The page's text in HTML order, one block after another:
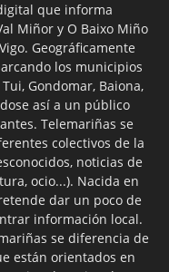
que informa
Miñor y O Baixo Miño
Geográficamente
los municipios
Gondomar, Baiona,
así a un público
Telemariñas se
colectivos de la
noticias de
ocio...). Nacida en
dar un poco de
información local.
se diferencia de
están orientados en